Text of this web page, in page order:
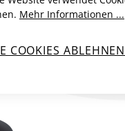
WEST
Mehr Informationen ...
COOKIES ABLEHNEN